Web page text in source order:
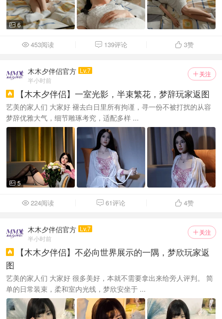
 6
453阅读  139评论  3赞
 关注
木木夕伴侣官方 Lv.7
半小时前
 【木木夕伴侣】一室光影，半束繁花，梦辞玩家返图
艺美的家人们 大家好 褪去白日里所有拘谨，寻一份不被打扰的从容
梦辞优雅大气，细节雕琢考究，适配多样 ...
 5
224阅读  61评论  4赞
 关注
木木夕伴侣官方 Lv.7
半小时前

【木木夕伴侣】不必向世界展示的一隅，梦欣玩家返
图
艺美的家人们 大家好 很多美好，本就不需要拿出来给旁人评判。 简
单的日常装束，柔和室内光线，梦欣安坐于 ...